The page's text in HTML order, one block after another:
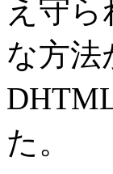
え守
な方法
た。